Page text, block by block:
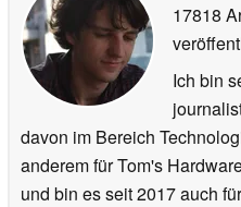
17818
Ich bin
davon im Bereich
anderem für Tom's
und bin es seit 2017 auch